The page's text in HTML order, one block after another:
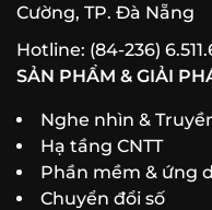
Cường, TP. Đà Nẵng
Hotline: (84-236)
SẢN PHẨM & GIẢI
Nghe nhìn &
Hạ tầng CNTT
Phần mềm & ứng
Chuyển đổi số